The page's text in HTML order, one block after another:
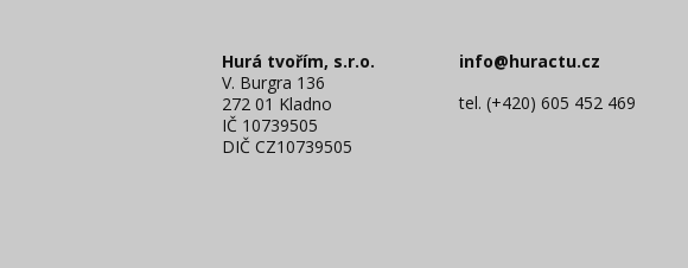
Hurá tvořím, s.r.o.
V. Burgra 136
272 01 Kladno
IČ 10739505
DIČ CZ10739505
info@huractu.cz
tel. (+420) 605 452 469